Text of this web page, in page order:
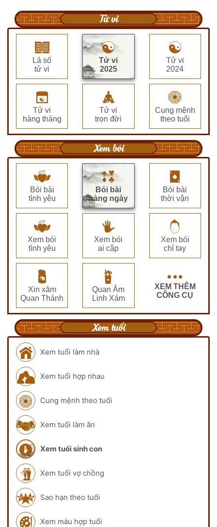
Tử vi
Lá số
tử vi
Tử vi
2025
Tử vi
2024
Tử vi
hàng tháng
Tử vi
trọn đời
Cung mệnh
theo tuổi
Xem bói
Bói bài
tình yêu
Bói bài
hàng ngày
Bói bài
thời vận
Xem bói
tình yêu
Xem bói
ai cập
Xem bói
chỉ tay
Xin xăm
Quan Thánh
Quan Âm
Linh Xám
XEM THÊM
CÔNG CỤ
Xem tuổi
Xem tuổi làm nhà
Xem tuổi hợp nhau
Cung mệnh theo tuổi
Xem tuổi làm ăn
Xem tuổi sinh con
Xem tuổi vợ chồng
Sao hạn theo tuổi
Xem màu hợp tuổi